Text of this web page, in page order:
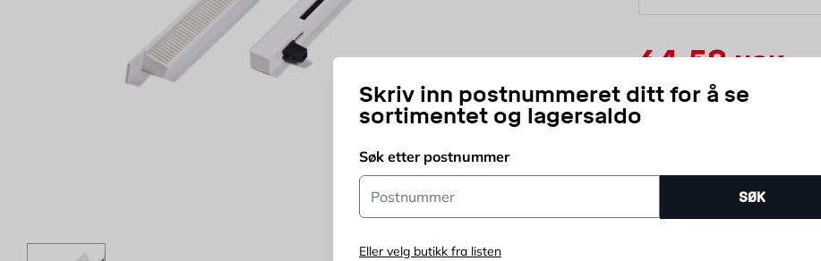
Skriv inn postnummeret ditt for å se
sortimentet og lagersaldo
Søk etter postnummer
Postnummer
SØK
Eller velg butikk fra listen
64,50 NOK
Betal for kjøpet ditt i avdrag